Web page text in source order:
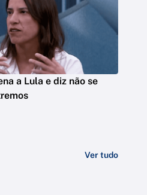
a Lula e diz não se
Ver tudo